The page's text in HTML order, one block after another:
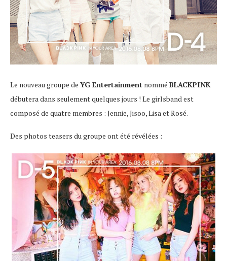
Le nouveau groupe de YG Entertainment nommé BLACKPINK
débutera dans seulement quelques jours ! Le girlsband est
composé de quatre membres : Jennie, Jisoo, Lisa et Rosé.
Des photos teasers du groupe ont été révélées :